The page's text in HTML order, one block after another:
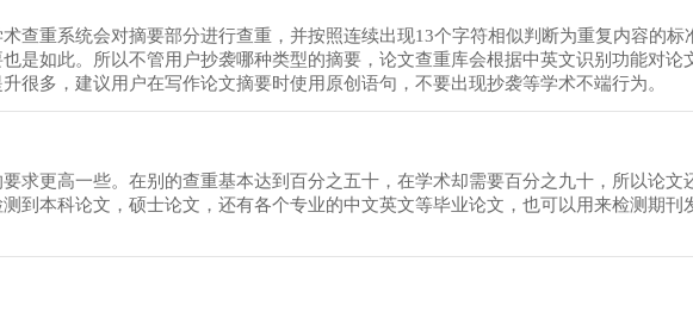
查重系统会对摘要部分进行查重，并按照连续出现13个字符相似判断为重复内容的标
是如此。所以不管用户抄袭哪种类型的摘要，论文查重库会根据中英文识别功能对论
很多，建议用户在写作论文摘要时使用原创语句，不要出现抄袭等学术不端行为。
求更高一些。在别的查重基本达到百分之五十，在学术却需要百分之九十，所以论文
到本科论文，硕士论文，还有各个专业的中文英文等毕业论文，也可以用来检测期刊